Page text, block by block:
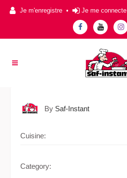
Je m'enregistre • Je me connecte
By Saf-Instant
Cuisine:
Category: